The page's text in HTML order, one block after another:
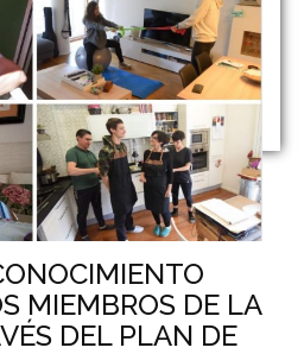
MIEMBROS DE LA
DEL PLAN DE